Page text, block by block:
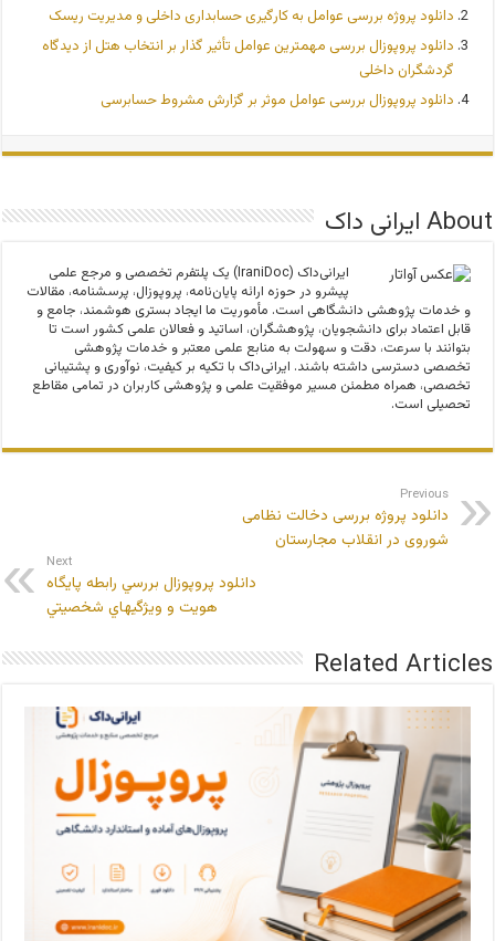
دانلود پروژه بررسی عوامل به کارگیری حسابداری داخلی و مدیریت ریسک
دانلود پروپوزال بررسی مهمترین عوامل تأثیر گذار بر انتخاب هتل از دیدگاه
گردشگران داخلی
دانلود پروپوزال بررسی عوامل موثر بر گزارش مشروط حسابرسی
About ایرانی داک
ایرانی‌داک (IraniDoc) یک پلتفرم تخصصی و مرجع علمی
پیشرو در حوزه ارائه پایان‌نامه، پروپوزال، پرسشنامه، مقالات
و خدمات پژوهشی دانشگاهی است. مأموریت ما ایجاد بستری هوشمند، جامع و
قابل اعتماد برای دانشجویان، پژوهشگران، اساتید و فعالان علمی کشور است تا
بتوانند با سرعت، دقت و سهولت به منابع علمی معتبر و خدمات پژوهشی
تخصصی دسترسی داشته باشند. ایرانی‌داک با تکیه بر کیفیت، نوآوری و پشتیبانی
تخصصی، همراه مطمئن مسیر موفقیت علمی و پژوهشی کاربران در تمامی مقاطع
تحصیلی است.
Previous
دانلود پروژه بررسی دخالت نظامی
شوروی در انقلاب مجارستان
Next
دانلود پروپوزال بررسي رابطه پايگاه
هويت و ويژگيهاي شخصيتي
Related Articles